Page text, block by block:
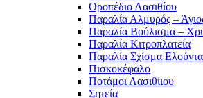
Οροπέδιο Λασιθίου
Παραλία Αλμυρός –
Παραλία Βούλισμα –
Παραλία Κιτροπλατεία
Παραλία Σχίσμα
Πισκοκέφαλο
Ποτάμοι Λασιθίιου
Σητεία